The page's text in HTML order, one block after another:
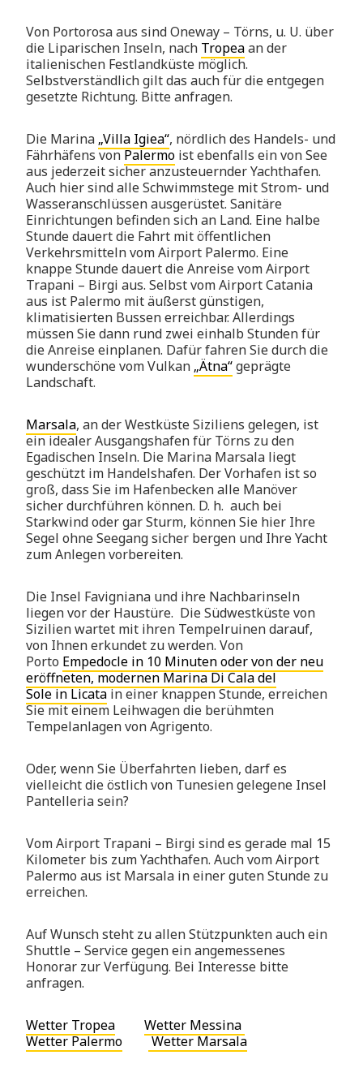
Von Portorosa aus sind Oneway – Törns, u. U. über
die Liparischen Inseln, nach Tropeaan der
italienischen Festlandküste möglich.
Selbstverständlich gilt das auch für die entgegen
gesetzte Richtung. Bitte anfragen.
Die Marina „Villa Igiea“, nördlich des Handels- und
Fährhäfens vonPalermo ist ebenfalls ein von See
aus jederzeit sicher anzusteuernder Yachthafen.
Auch hier sind alle Schwimmstege mit Strom- und
Wasseranschlüssen ausgerüstet. Sanitäre
Einrichtungen befinden sich an Land. Eine halbe
Stunde dauert die Fahrt mit öffentlichen
Verkehrsmitteln vom Airport Palermo. Eine
knappe Stunde dauert die Anreise vom Airport
Trapani – Birgi aus. Selbst vom Airport Catania
aus ist Palermo mit äußerst günstigen,
klimatisierten Bussen erreichbar. Allerdings
müssen Sie dann rund zwei einhalb Stunden für
die Anreise einplanen. Dafür fahren Sie durch die
wunderschöne vom Vulkan „Ätna“geprägte
Landschaft.
Marsala, an der Westküste Siziliens gelegen, ist
ein idealer Ausgangshafen für Törns zu den
Egadischen Inseln. Die Marina Marsala liegt
geschützt im Handelshafen. Der Vorhafen ist so
groß, dass Sie im Hafenbecken alle Manöver
sicher durchführen können. D. h. auch bei
Starkwind oder gar Sturm, können Sie hier Ihre
Segel ohne Seegang sicher bergen und Ihre Yacht
zum Anlegen vorbereiten.
Die Insel Favigniana und ihre Nachbarinseln
liegen vor der Haustüre. Die Südwestküste von
Sizilien wartet mit ihren Tempelruinen darauf,
von Ihnen erkundet zu werden. Von
Porto Empedocle in 10 Minuten oder von der neu
eröffneten, modernen Marina Di Cala del
Solein Licatain einer knappen Stunde, erreichen
Sie mit einem Leihwagen die berühmten
Tempelanlagen von Agrigento.
Oder, wenn Sie Überfahrten lieben, darf es
vielleicht die östlich von Tunesien gelegene Insel
Pantelleria sein?
Vom Airport Trapani – Birgi sind es gerade mal 15
Kilometer bis zum Yachthafen. Auch vom Airport
Palermo aus ist Marsala in einer guten Stunde zu
erreichen.
Auf Wunsch steht zu allen Stützpunkten auch ein
Shuttle – Service gegen ein angemessenes
Honorar zur Verfügung. Bei Interesse bitte
anfragen.
Wetter Tropea
Wetter Messina
Wetter Palermo
Wetter Marsala